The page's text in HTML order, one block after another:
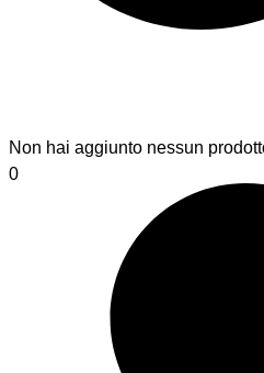
Non hai aggiunto nessun
0